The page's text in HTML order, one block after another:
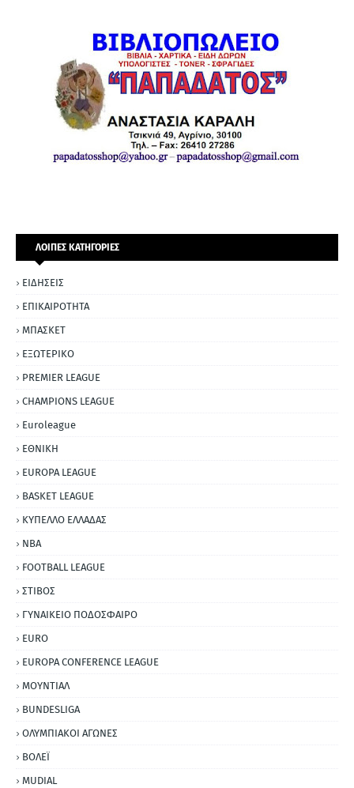
ΛΟΙΠΕΣ ΚΑΤΗΓΟΡΙΕΣ
ΕΙΔΗΣΕΙΣ
ΕΠΙΚΑΙΡΟΤΗΤΑ
ΜΠΑΣΚΕΤ
ΕΞΩΤΕΡΙΚΟ
PREMIER LEAGUE
CHAMPIONS LEAGUE
Euroleague
ΕΘΝΙΚΗ
EUROPA LEAGUE
BASKET LEAGUE
ΚΥΠΕΛΛΟ ΕΛΛΑΔΑΣ
NBA
FOOTBALL LEAGUE
ΣΤΙΒΟΣ
ΓΥΝΑΙΚΕΙΟ ΠΟΔΟΣΦΑΙΡΟ
EURO
EUROPA CONFERENCE LEAGUE
ΜΟΥΝΤΙΑΛ
BUNDESLIGA
ΟΛΥΜΠΙΑΚΟΙ ΑΓΩΝΕΣ
ΒΟΛΕΪ
MUDIAL